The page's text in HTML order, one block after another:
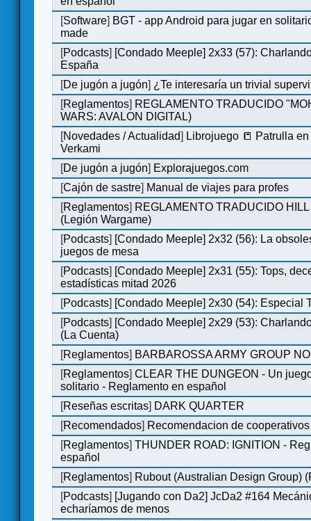
[Software] BGT - app Android para jugar en
made
[Podcasts] [Condado Meeple] 2x33 (57):
España
[De jugón a jugón] ¿Te interesaría un trivial
[Reglamentos] REGLAMENTO TRADUCIDO
WARS: AVALON DIGITAL)
[Novedades / Actualidad] Librojuego 📒 Patrulla
Verkami
[De jugón a jugón] Explorajuegos.com
[Cajón de sastre] Manual de viajes para profes
[Reglamentos] REGLAMENTO TRADUCIDO
(Legión Wargame)
[Podcasts] [Condado Meeple] 2x32 (56): La
juegos de mesa
[Podcasts] [Condado Meeple] 2x31 (55): Tops,
estadísticas mitad 2026
[Podcasts] [Condado Meeple] 2x30 (54): Especial
[Podcasts] [Condado Meeple] 2x29 (53):
(La Cuenta)
[Reglamentos] BARBAROSSA ARMY GROUP
[Reglamentos]CLEAR THE DUNGEON - Un
solitario - Reglamento en español
[Reseñas escritas] DARK QUARTER
[Recomendados] Recomendacion de
[Reglamentos]THUNDER ROAD: IGNITION -
español
[Reglamentos] Rubout (Australian Design Group)
[Podcasts] [Jugando con Da2] JcDa2 #164
echaríamos de menos